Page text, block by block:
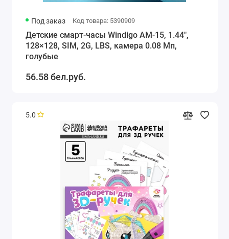
Под заказ Код товара: 5390909
Детские смарт-часы Windigo AM-15, 1.44",
128×128, SIM, 2G, LBS, камера 0.08 Мп,
голубые
56.58 бел.руб.
5.0